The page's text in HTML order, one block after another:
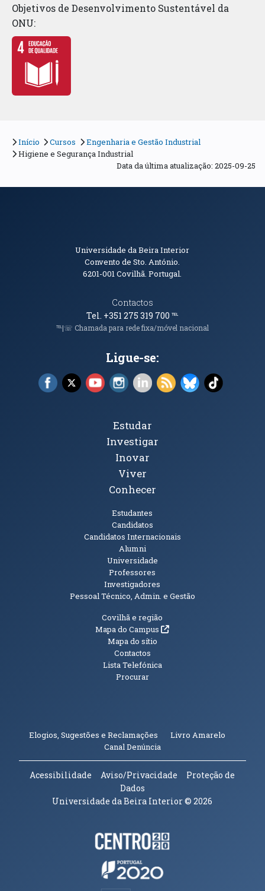
Objetivos de Desenvolvimento Sustentável da
ONU:
Início Cursos
Engenharia e Gestão Industrial
Higiene e Segurança Industrial
Data da última atualização: 2025-09-25
Informações de Contacto
Universidade da Beira Interior
Convento de Sto. António.
6201-001Covilhã. Portugal.
Contactos
Tel. +351 275 319 700℡
℡|☏ Chamada para rede fixa/móvel nacional
Ligue-se:
Facebook (abre em nova janela)
X (abre em nova janela)
YouTube (abre em nova janela)
Instagram (abre em nova janela)
LinkedIn (abre em nova
RSS (abre em nova
Bluesky (abre
TikTok
Tópicos Principais
Estudar
Investigar
Inovar
Viver
Conhecer
Estudantes
Candidatos
Candidatos Internacionais
Alumni
Universidade
Professores
Investigadores
Pessoal Técnico, Admin. e Gestão
Informações Adicionais
Covilhã e região
Mapa do Campus(abre em nova janela)
Mapa do sítio
Contactos
Lista Telefónica
Procurar
Elogios, Sugestões e Reclamações Livro Amarelo
Canal Denúncia(abre em nova janela)
Acessibilidade Aviso/Privacidade
Proteção de
Dados
Universidade da Beira Interior© 2026
Parceiros e Financiadores